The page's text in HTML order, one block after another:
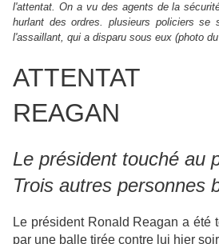
l'attentat. On a vu des agents de la
hurlant des ordres. plusieurs policiers se
l'assaillant, qui a disparu sous eux (photo
ATTENTAT
REAGAN
Le président touché au
Trois autres personnes
Le président Ronald Reagan a été
par une balle tirée contre lui hier